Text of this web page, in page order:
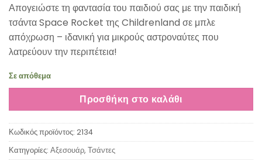
Απογειώστε τη φαντασία του παιδιού σας με την παιδική
τσάντα Space Rocket της Childrenland σε μπλε
απόχρωση – ιδανική για μικρούς αστροναύτες που
λατρεύουν την περιπέτεια!
Σε απόθεμα
Προσθήκη στο καλάθι
Κωδικός προϊόντος: 2134
Κατηγορίες: Αξεσουάρ, Τσάντες